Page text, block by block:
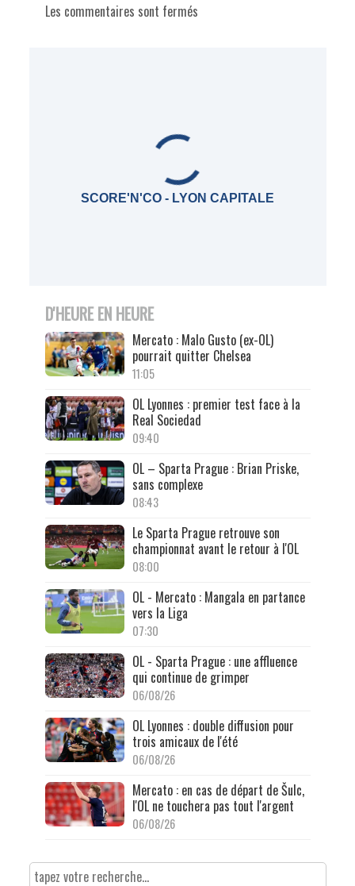
Les commentaires sont fermés
SCORE'N'CO - LYON CAPITALE
D'HEURE EN HEURE
Mercato : Malo Gusto (ex-OL)
pourrait quitter Chelsea
11:05
OL Lyonnes : premier test face à la
Real Sociedad
09:40
OL – Sparta Prague : Brian Priske,
sans complexe
08:43
Le Sparta Prague retrouve son
championnat avant le retour à l'OL
08:00
OL - Mercato : Mangala en partance
vers la Liga
07:30
OL - Sparta Prague : une affluence
qui continue de grimper
06/08/26
OL Lyonnes : double diffusion pour
trois amicaux de l'été
06/08/26
Mercato : en cas de départ de Šulc,
l'OL ne touchera pas tout l'argent
06/08/26